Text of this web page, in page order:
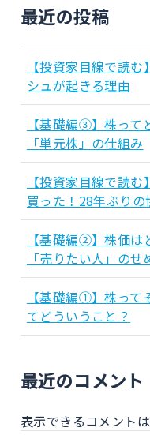
最近の投稿
【投資家目線で読
シュが起きる理由
【基礎編③】株って
「単元株」の仕組み
【投資家目線で読
買った！28年ぶり
【基礎編②】株価
「売りたい人」のせ
【基礎編①】株っ
てどういうこと？
最近のコメント
表示できるコメント